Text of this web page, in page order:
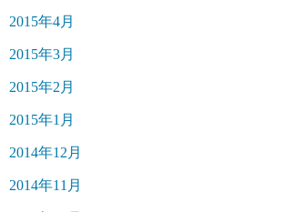
2015年4月
2015年3月
2015年2月
2015年1月
2014年12月
2014年11月